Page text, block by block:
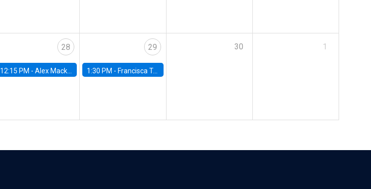
28
12:15 PM -Alex Mackay, Harvard Business School
29
1:30 PM - Francisca Torrealba, estudiante de Doctorado en Economía UC
30 1